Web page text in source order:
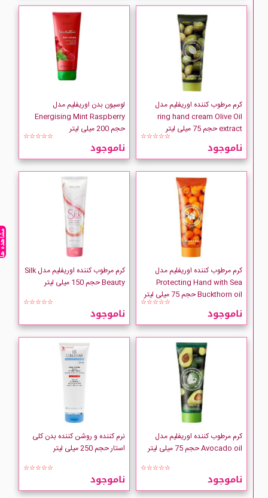
Dermangeline
DERMO MEDIC
Ditron
DOTINI
Dove
Elizabeth-Arden
Eucerin
EVOLUderm
FIGARO
Fonex
Geno-biotic
GLYSOLID
HANADI
hello
HERBEX
Himalaya
کرم مرطوب کننده اوریفلیم مدل
ring hand cream Olive Oil
extract حجم 75 میلی لیتر
☆☆☆☆☆
ناموجود
لوسیون بدن اوریفلیم مدل
Energising Mint Raspberry
حجم 200 میلی لیتر
☆☆☆☆☆
ناموجود
کرم مرطوب کننده اوریفلیم مدل
Protecting Hand with Sea
Buckthorn oil حجم 75 میلی لیتر
☆☆☆☆☆
ناموجود
کرم مرطوب کننده اوریفلیم مدل Silk
Beauty حجم 150 میلی لیتر
☆☆☆☆☆
ناموجود
کرم مرطوب کننده اوریفلیم مدل
Avocado oil حجم 75 میلی لیتر
☆☆☆☆☆
ناموجود
نرم کننده و روشن کننده بدن کلی
استار حجم 250 میلی لیتر
☆☆☆☆☆
ناموجود